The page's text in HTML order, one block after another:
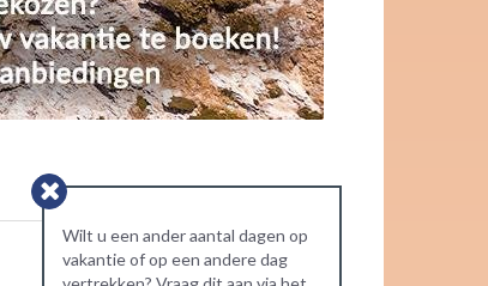
Wilt u een ander aantal dagen op
vakantie of op een andere dag